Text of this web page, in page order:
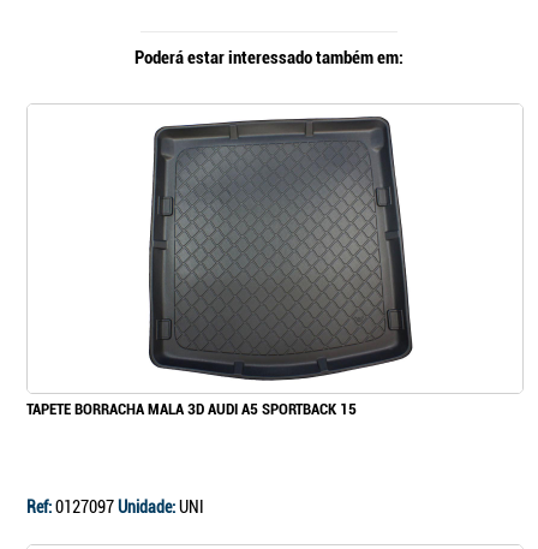
Poderá estar interessado também em:
TAPETE BORRACHA MALA 3D AUDI A5 SPORTBACK 15
Ref:0127097Unidade:UNI